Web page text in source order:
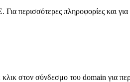
περισσότερες πληροφορίες και
στον σύνδεσμο του domain για